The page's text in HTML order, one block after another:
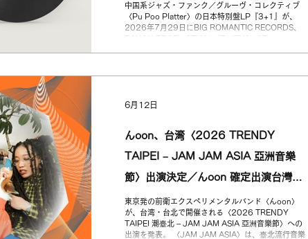
舉辦
中国系ジャズ・ファンク／グルーヴ・コレクティブ
〈Pu Poo Platter〉の日本特別盤LP『3+1』が、
2026年7月29日にBIG ROMANTIC RECORDS、
BAYON PRODUCTION、fRUITYSHOP
Undercurrent』の4曲を収録。シンプルな楽曲構成
ク・ソウル、ライブラリー音楽の質感を行き来する
インストゥルメンタル楽曲を収録。Pu Poo Platter
の持つグルーヴ・バンドとしての魅力を凝縮した内
容となっている。 また、LPリリース直後となる8月
3日には、東京・新代田FEVERにて来日公演を開
んoon、台湾〈2026 TRENDY
TAIPEI – JAM JAM ASIA 亞洲音樂
節〉出演決定／んoon 確定出演台灣
〈2026 TRENDY TAIPEI – JAM
JAM ASIA 亞洲音樂節〉
東京発の前衛エクスペリメンタルバンド〈んoon〉
が、台湾・台北で開催される〈2026 TRENDY
TAIPEI 潮臺北 – JAM JAM ASIA 亞洲音樂節〉への
出演を発表。 〈JAM JAM ASIA〉は、臺北流行音樂
6月12日